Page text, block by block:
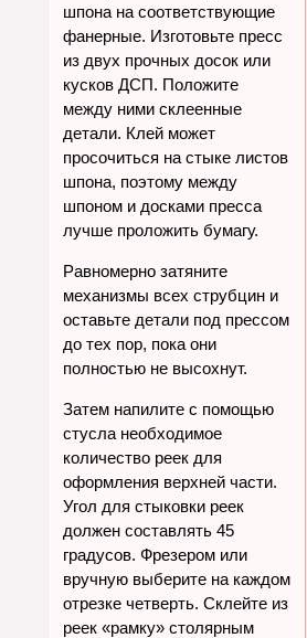
шпона на соответствующие
фанерные. Изготовьте пресс
из двух прочных досок или
кусков ДСП. Положите
между ними склеенные
детали. Клей может
просочиться на стыке листов
шпона, поэтому между
шпоном и досками пресса
лучше проложить бумагу.
Равномерно затяните
механизмы всех струбцин и
оставьте детали под прессом
до тех пор, пока они
полностью не высохнут.
Затем напилите с помощью
стусла необходимое
количество реек для
оформления верхней части.
Угол для стыковки реек
должен составлять 45
градусов. Фрезером или
вручную выберите на каждом
отрезке четверть. Склейте из
реек «рамку» столярным